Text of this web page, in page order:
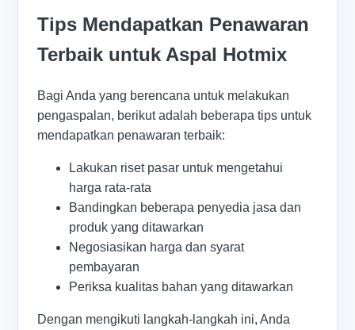
Tips Mendapatkan Penawaran
Terbaik untuk Aspal Hotmix
Bagi Anda yang berencana untuk melakukan
pengaspalan, berikut adalah beberapa tips untuk
mendapatkan penawaran terbaik:
Lakukan riset pasar untuk mengetahui
harga rata-rata
Bandingkan beberapa penyedia jasa dan
produk yang ditawarkan
Negosiasikan harga dan syarat
pembayaran
Periksa kualitas bahan yang ditawarkan
Dengan mengikuti langkah-langkah ini, Anda